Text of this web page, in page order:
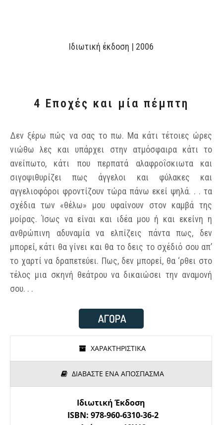
Ιδιωτική έκδοση | 2006
4 Εποχές και μία πέμπτη
Δεν ξέρω πώς να σας το πω. Μα κάτι τέτοιες ώρες
νιώθω λες και υπάρχει στην ατμόσφαιρα κάτι το
ανείπωτο, κάτι που περπατά αλαφροΐσκιωτα και
σιγοψιθυρίζει πως άγγελοι και φύλακες και
αγγελιοφόροι φροντίζουν τώρα πάνω εκεί ψηλά. . . τα
σχέδια των «θέλω» μου υφαίνουν στον καμβά της
μοίρας. Ίσως να είναι και ιδέα μου ή και εκείνη η
ανθρώπινη αδυναμία να ελπίζεις πάντα πως, δεν
μπορεί, κάτι θα γίνει και θα το δεις το σχέδιό σου απ’
το χαρτί να δραπετεύει. Πως, δεν μπορεί, θα ‘ρθει στο
τέλος μια σκηνή θεάτρου να δικαιώσει την αναμονή
σου. . .
ΧΑΡΑΚΤΗΡΙΣΤΙΚΑ
ΔΙΑΒΑΣΤΕ ΕΝΑ ΑΠΟΣΠΑΣΜΑ
Ιδιωτική Έκδοση
ISBN: 978-960-6310-36-2